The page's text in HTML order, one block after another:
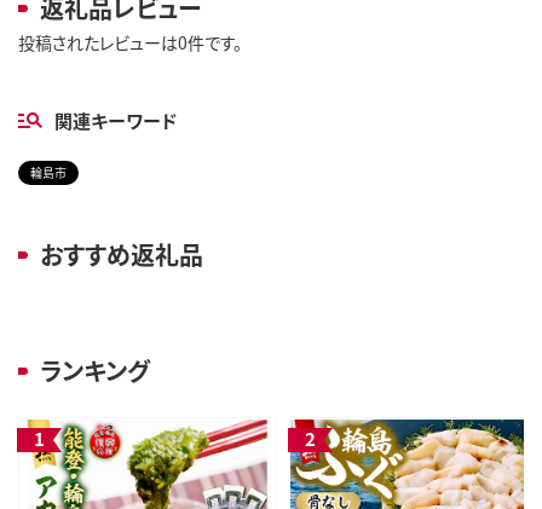
返礼品レビュー
投稿されたレビューは0件です。
関連キーワード
輪島市
おすすめ返礼品
ランキング